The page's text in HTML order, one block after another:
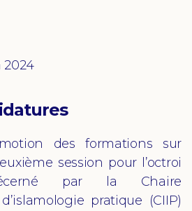
2024
des formations sur
session pour l’octroi
par la Chaire
pratique (CIIP)